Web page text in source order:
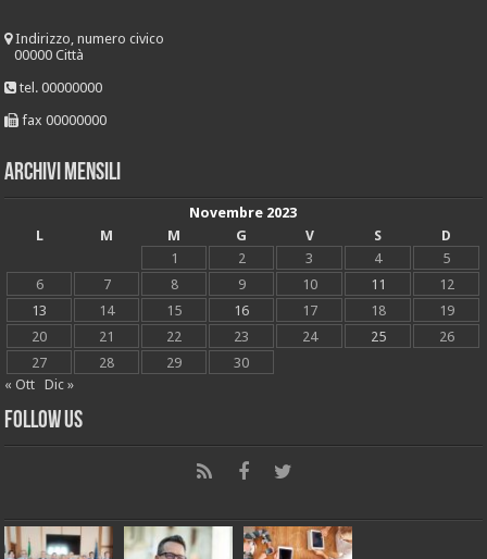
Indirizzo, numero civico
00000 Città
tel. 00000000
fax 00000000
Archivi mensili
Novembre 2023
L
M M G V S
D
1
2 3 4
5
6
7 8 9 10 11
12
13
14 15 16 17 18
19
20
21 22 23 24 25
26
27
28 29
30
« Ott
Dic »
Follow Us